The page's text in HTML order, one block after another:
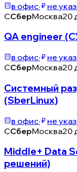
в офис·
не
ССберМосква20
QA engineer
в офис·
не
ССберМосква20
Системный
(SberLinux)
в офис·
не
ССберМосква20
Middle+ Data
решений)